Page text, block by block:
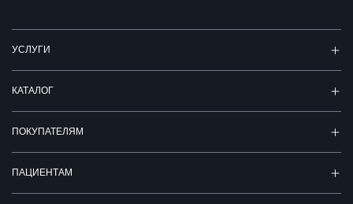
УСЛУГИ
КАТАЛОГ
ПОКУПАТЕЛЯМ
ПАЦИЕНТАМ